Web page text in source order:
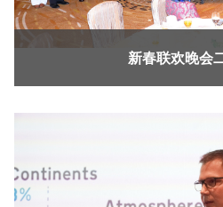
新春联欢晚会